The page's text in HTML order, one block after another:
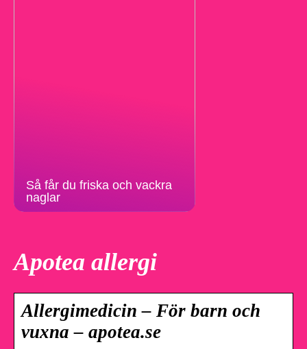
Så får du friska och vackra
naglar
Apotea allergi
Allergimedicin – För barn och
vuxna – apotea.se